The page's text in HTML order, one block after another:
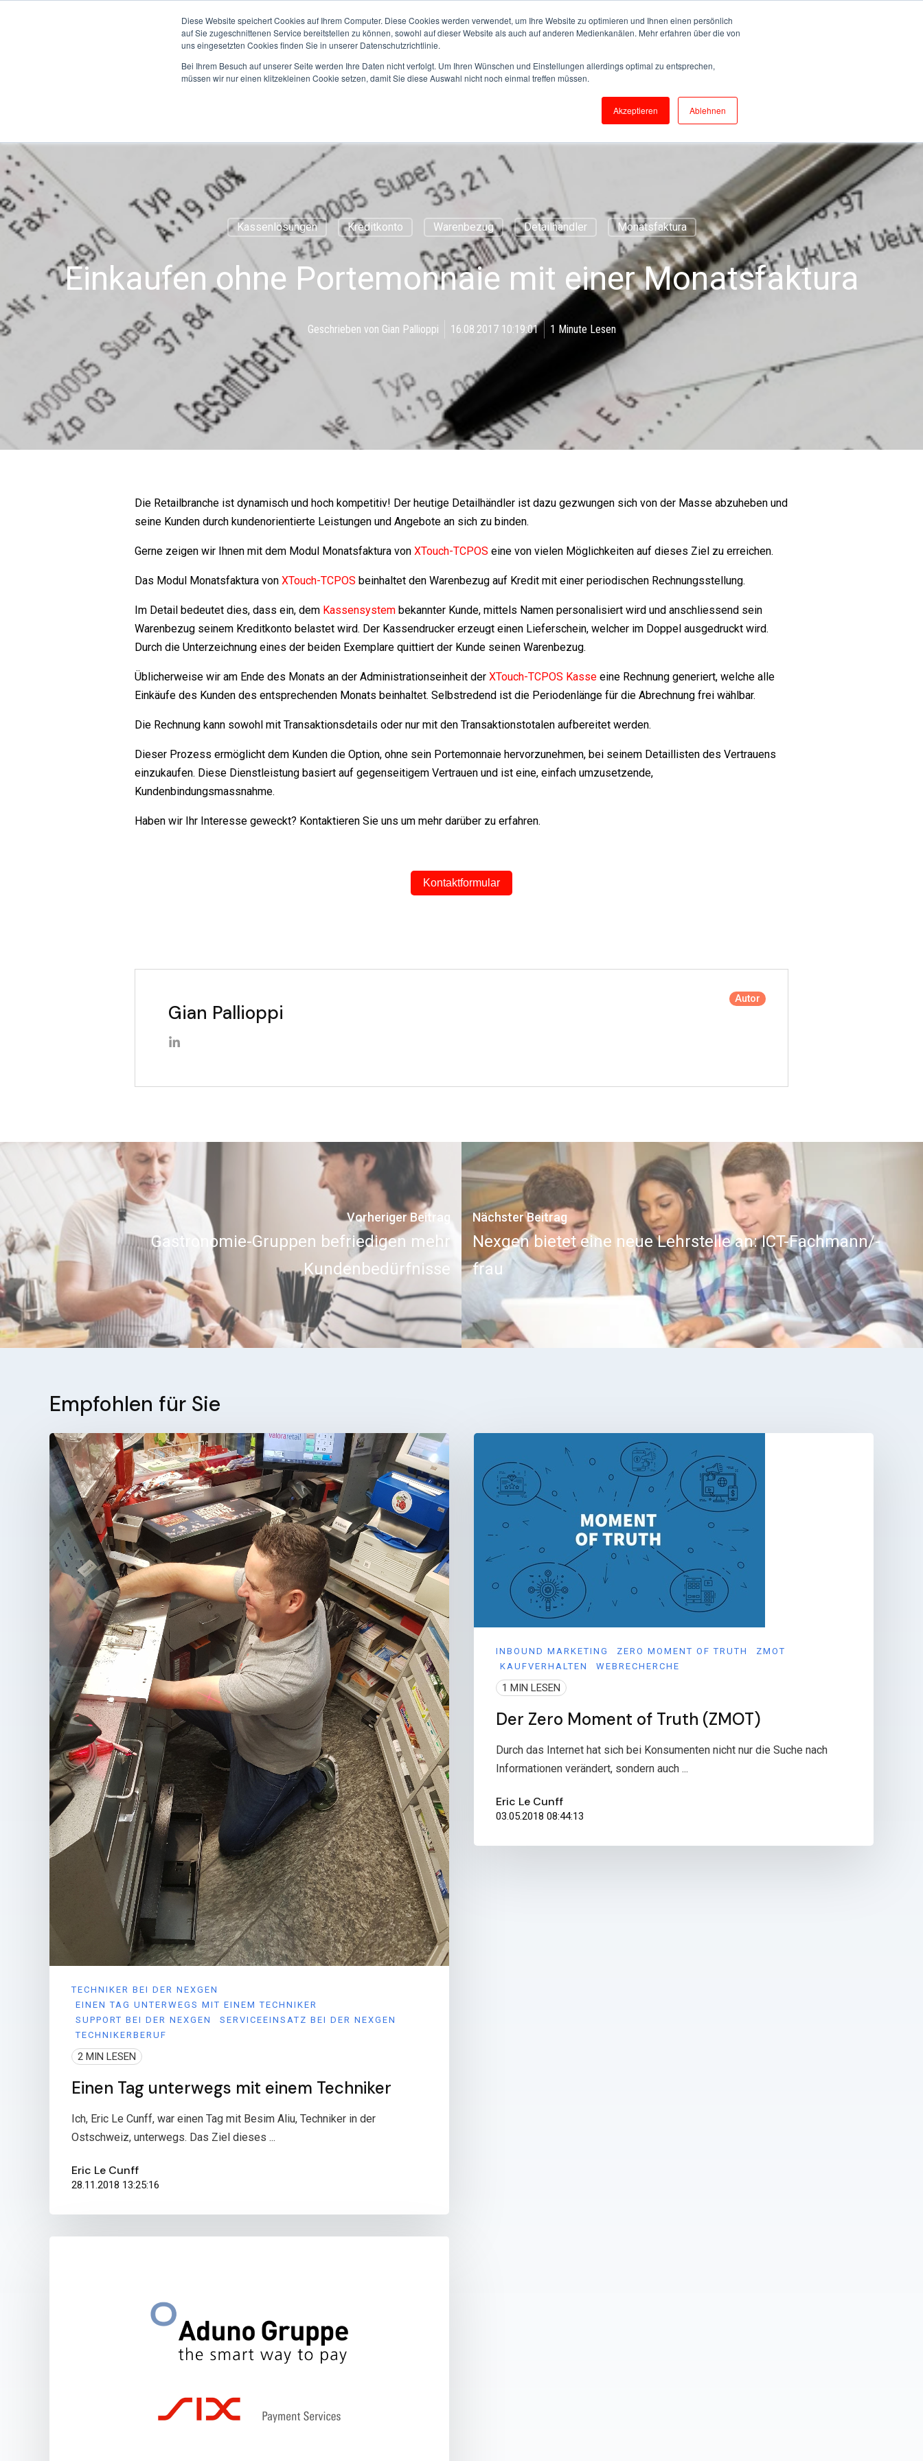
Diese Website speichert Cookies auf Ihrem Computer. Diese Cookies werden verwendet, um Ihre Website zu optimieren und Ihnen einen persönlich
auf Sie zugeschnittenen Service bereitstellen zu können, sowohl auf dieser Website als auch auf anderen Medienkanälen. Mehr erfahren über die von
uns eingesetzten Cookies finden Sie in unserer Datenschutzrichtlinie.
Bei Ihrem Besuch auf unserer Seite werden Ihre Daten nicht verfolgt. Um Ihren Wünschen und Einstellungen allerdings optimal zu entsprechen,
müssen wir nur einen klitzekleinen Cookie setzen, damit Sie diese Auswahl nicht noch einmal treffen müssen.
Akzeptieren Ablehnen
Kontakt
HOME DIENSTLEISTUNGEN PRODUKTE > PARTNER & KUNDEN
Kassenlösungen Kreditkonto Warenbezug Detailhändler Monatsfaktura
Einkaufen ohne Portemonnaie mit einer Monatsfaktura
Geschrieben von Gian Pallioppi 16.08.2017 10:19:01 1 Minute Lesen
Die Retailbranche ist dynamisch und hoch kompetitiv! Der heutige Detailhändler ist dazu gezwungen sich von der Masse abzuheben und
seine Kunden durch kundenorientierte Leistungen und Angebote an sich zu binden.
Gerne zeigen wir Ihnen mit dem Modul Monatsfaktura von XTouch-TCPOS eine von vielen Möglichkeiten auf dieses Ziel zu erreichen.
Das Modul Monatsfaktura von XTouch-TCPOS beinhaltet den Warenbezug auf Kredit mit einer periodischen Rechnungsstellung.
Im Detail bedeutet dies, dass ein, dem Kassensystem bekannter Kunde, mittels Namen personalisiert wird und anschliessend sein
Warenbezug seinem Kreditkonto belastet wird. Der Kassendrucker erzeugt einen Lieferschein, welcher im Doppel ausgedruckt wird.
Durch die Unterzeichnung eines der beiden Exemplare quittiert der Kunde seinen Warenbezug.
Üblicherweise wir am Ende des Monats an der Administrationseinheit der XTouch-TCPOS Kasse eine Rechnung generiert, welche alle
Einkäufe des Kunden des entsprechenden Monats beinhaltet. Selbstredend ist die Periodenlänge für die Abrechnung frei wählbar.
Die Rechnung kann sowohl mit Transaktionsdetails oder nur mit den Transaktionstotalen aufbereitet werden.
Dieser Prozess ermöglicht dem Kunden die Option, ohne sein Portemonnaie hervorzunehmen, bei seinem Detaillisten des Vertrauens
einzukaufen. Diese Dienstleistung basiert auf gegenseitigem Vertrauen und ist eine, einfach umzusetzende,
Kundenbindungsmassnahme.
Haben wir Ihr Interesse geweckt? Kontaktieren Sie uns um mehr darüber zu erfahren.
Kontaktformular
Gian Pallioppi
Autor
Vorheriger Beitrag
Gastronomie-Gruppen befriedigen mehr
Kundenbedürfnisse
Nächster Beitrag
Nexgen bietet eine neue Lehrstelle an: ICT-Fachmann/-
frau
Empfohlen für Sie
TECHNIKER BEI DER NEXGEN
EINEN TAG UNTERWEGS MIT EINEM TECHNIKER
SUPPORT BEI DER NEXGEN
SERVICEEINSATZ BEI DER NEXGEN
TECHNIKERBERUF
2 MIN LESEN
Einen Tag unterwegs mit einem Techniker
Ich, Eric Le Cunff, war einen Tag mit Besim Aliu, Techniker in der
Ostschweiz, unterwegs. Das Ziel dieses ...
Eric Le Cunff
28.11.2018 13:25:16
INBOUND MARKETING ZERO MOMENT OF TRUTH
ZMOT
KAUFVERHALTEN
WEBRECHERCHE
1 MIN LESEN
Der Zero Moment of Truth (ZMOT)
Durch das Internet hat sich bei Konsumenten nicht nur die Suche nach
Informationen verändert, sondern auch ...
Eric Le Cunff
03.05.2018 08:44:13